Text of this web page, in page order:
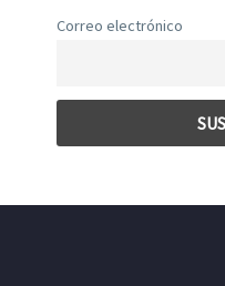
Correo electrónico